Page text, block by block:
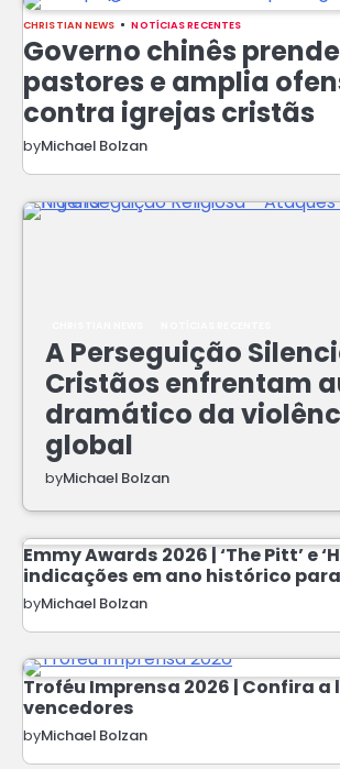
Emmy Awards 2026 | ‘The Pitt’ e
indicações em ano histórico
byMichael Bolzan
Troféu Imprensa 2026 | Confira
vencedores
byMichael Bolzan
CHRISTIAN NEWS NOTÍCIAS RECENTES
Governo chinês
pastores e amplia
contra igrejas cristãs
byMichael Bolzan
A Perseguição
Cristãos enfrentam
dramático da
global
byMichael Bolzan